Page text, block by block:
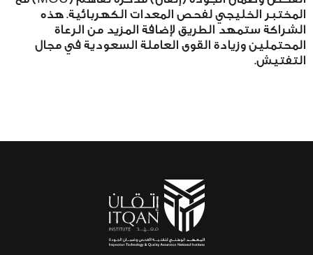
المختبر الخليجي لفحص المعدات الكهربائية. هذه
الشراكة ستمهد الطريق لإضافة المزيد من الرعاة
المحتملين وزيادة القوى العاملة السعودية في مجال
التفتيش.